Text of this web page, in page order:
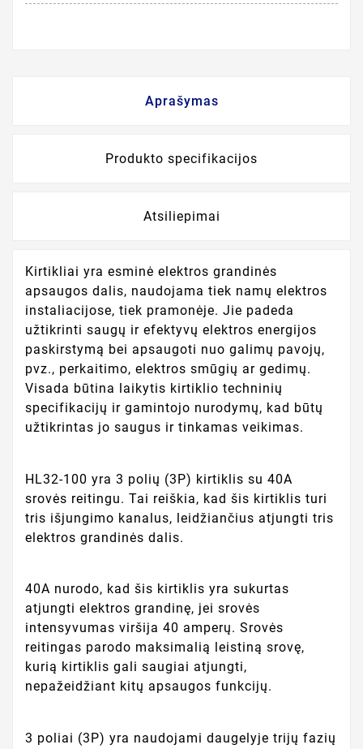
Aprašymas
Produkto specifikacijos
Atsiliepimai
Kirtikliai yra esminė elektros grandinės
apsaugos dalis, naudojama tiek namų elektros
instaliacijose, tiek pramonėje. Jie padeda
užtikrinti saugų ir efektyvų elektros energijos
paskirstymą bei apsaugoti nuo galimų pavojų,
pvz., perkaitimo, elektros smūgių ar gedimų.
Visada būtina laikytis kirtiklio techninių
specifikacijų ir gamintojo nurodymų, kad būtų
užtikrintas jo saugus ir tinkamas veikimas.
HL32-100 yra 3 polių (3P) kirtiklis su 40A
srovės reitingu. Tai reiškia, kad šis kirtiklis turi
tris išjungimo kanalus, leidžiančius atjungti tris
elektros grandinės dalis.
40A nurodo, kad šis kirtiklis yra sukurtas
atjungti elektros grandinę, jei srovės
intensyvumas viršija 40 amperų. Srovės
reitingas parodo maksimalią leistiną srovę,
kurią kirtiklis gali saugiai atjungti,
nepažeidžiant kitų apsaugos funkcijų.
3 poliai (3P) yra naudojami daugelyje trijų fazių